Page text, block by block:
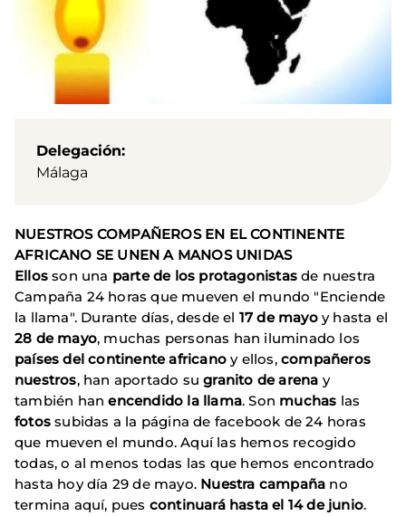
Delegación
Málaga
NUESTROS COMPAÑEROS EN EL CONTINENTE
AFRICANO SE UNEN A MANOS UNIDAS
Ellos son una parte de los protagonistas de nuestra
Campaña 24 horas que mueven el mundo "Enciende
la llama". Durante días, desde el 17 de mayoy hasta el
28 de mayo, muchas personas han iluminado los
países del continente africano y ellos, compañeros
nuestros, han aportado sugranito de arena y
también han encendido la llama. Son muchas las
fotos subidas a la página de facebook de 24 horas
que mueven el mundo. Aquí las hemos recogido
todas, o al menos todas las que hemos encontrado
hasta hoy día 29 de mayo. Nuestra campaña no
termina aquí, pues continuará hasta el 14 de junio.